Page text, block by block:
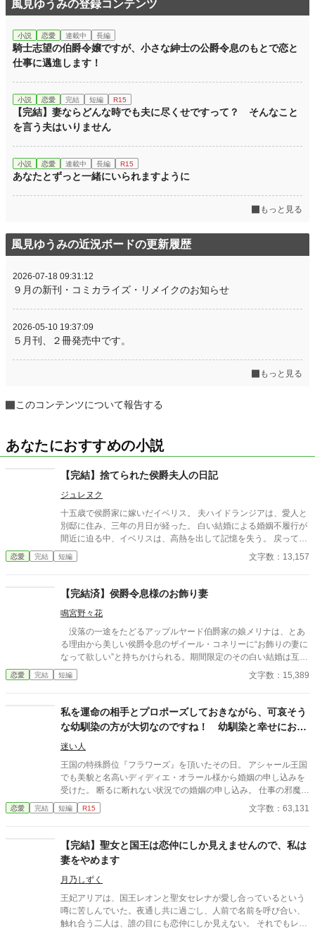
風見ゆうみの登録コンテンツ
小説 恋愛 連載中 長編
騎士志望の伯爵令嬢ですが、小さな紳士の公爵令息のもとで恋と
仕事に邁進します！
小説 恋愛 完結 短編 R15
【完結】妻ならどんな時でも夫に尽くせですって？ そんなこと
を言う夫はいりません
小説 恋愛 連載中 長編 R15
あなたとずっと一緒にいられますように
もっと見る
風見ゆうみの近況ボードの更新履歴
2026-07-18 09:31:12
９月の新刊・コミカライズ・リメイクのお知らせ
2026-05-10 19:37:09
５月刊、２冊発売中です。
もっと見る
このコンテンツについて報告する
あなたにおすすめの小説
【完結】捨てられた侯爵夫人の日記
ジュレヌク
十五歳で侯爵家に嫁いだイベリス。 夫ハイドランジアは、愛人と
別邸に住み、三年の月日が経った。 白い結婚による婚姻不履行が
間近に迫る中、イベリスは、高熱を出して記憶を失う。 戻ってき
た夫は、妻に仕える侍女アリッサムから、いない月日の間書き綴
られた日記を手渡される。 そこには、出会った日から自分を恋し
なり、美しく成長した妻を前に、ハイドランジアは、心が揺ら
ぐ。 自分への恋心を忘れてしまったとしても、これ程までに思っ
てくれていたのなら、また、愛を育めるのではないのか？ 様々な
人間の思いが交錯し、物語は、思わぬ方向へと進んでいく。
恋愛 完結 短編 文字数：13,157
【完結済】侯爵令息様のお飾り妻
鳴宮野々花
没落の一途をたどるアップルヤード伯爵家の娘メリナは、とあ
る理由から美しい侯爵令息のザイール・コネリーに“お飾りの妻に
なって欲しい”と持ちかけられる。期間限定のその白い結婚は互い
の都合のための秘密の契約結婚だったが、メリナは過去に優しく
してくれたことのあるザイールに、ひそかにずっと想いを寄せて
恋愛 完結 短編 文字数：15,389
私を運命の相手とプロポーズしておきながら、可哀そう
な幼馴染の方が大切なのですね！ 幼馴染と幸せにお過
ごしください
迷い人
王国の特殊爵位『フラワーズ』を頂いたその日。 アシャール王国
でも美貌と名高いディディエ・オラール様から婚姻の申し込みを
受けた。 断るに断れない状況での婚姻の申し込み。 仕事の邪魔は
しないと言う約束のもと、私はその婚姻の申し出を承諾する。 優
しい人。 貞節と名高い人。 一目惚れだと、運命の相手だと、彼は
おります。 そう告げようとした日、彼は私にこうつげたのです。
「子を事故で亡くした幼馴染が、心をすり減らして戻ってきたん
だ。 私はしばらく彼女についていてあげたい」 そう言って私の
物を、つぎつぎ幼馴染に与えていく。 優しかったアナタは幻です
か？ どうぞ、幼馴染とお幸せに、請求書はそちらに回しておきま
す。
恋愛 完結 短編 R15 文字数：63,131
【完結】聖女と国王は恋仲にしか見えませんので、私は
妻をやめます
月乃しずく
王妃アリアは、国王レオンと聖女セレナが愛し合っているという
噂に苦しんでいた。夜通し共に過ごし、人前で名前を呼び合い、
触れ合う二人は、誰の目にも恋仲にしか見えない。 それでもレオ